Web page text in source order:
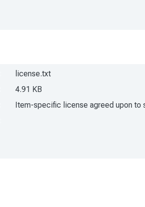
license.txt
4.91 KB
Item-specific license agreed upon to